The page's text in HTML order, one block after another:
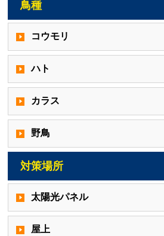
鳥種
コウモリ
ハト
カラス
野鳥
対策場所
太陽光パネル
屋上